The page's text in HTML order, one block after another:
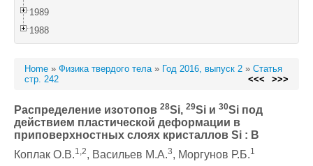
1989
1988
Home » Физика твердого тела» Год 2016, выпуск 2 » Статья
стр. 242
<<< >>>
Распределение изотопов 28Si, 29Si и 30Si под
действием пластической деформации в
приповерхностных слоях кристаллов Si : B
Коплак О.В.1,2, Васильев М.А.3, Моргунов Р.Б.1